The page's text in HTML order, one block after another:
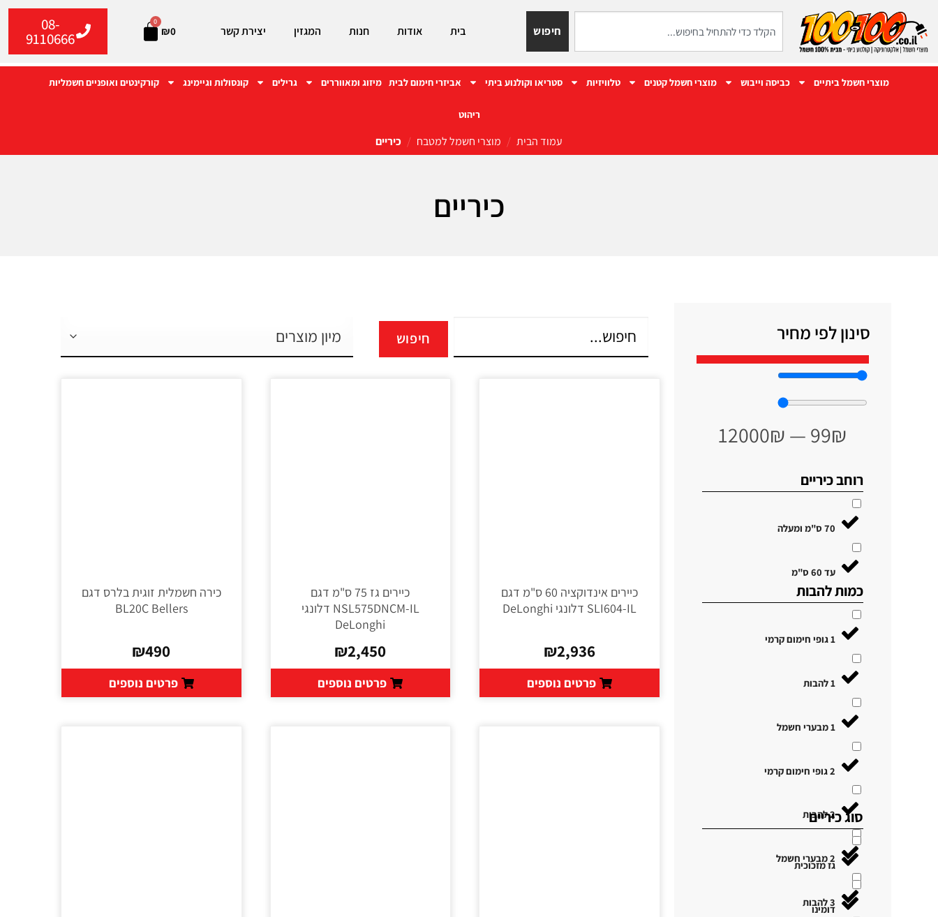
חיפוש בית אודות חנות המגזין יצירת קשר ₪0
0
08-
9110666
מוצרי חשמל ביתיים כביסה וייבוש מוצרי חשמל קטנים טלוויזיות סטריאו וקולנוע ביתי אביזרי חימום לבית מיזוג ומאווררים גרילים קונסולות וגיימינג קורקינטים ואופניים חשמליות
ריהוט
עמוד הבית / מוצרי חשמל למטבח / כיריים
כיריים
סינון לפי מחיר
99₪
—
12000₪
רוחב כיריים
70 ס"מ ומעלה
עד 60 ס"מ
כמות להבות
1 גופי חימום קרמי
1 להבות
1 מבערי חשמל
2 גופי חימום קרמי
2 להבות
2 מבערי חשמל
3 להבות
סוג כיריים
גז מזכוכית
דומינו
חיפוש
כיירים אינדוקציה 60 ס"מ דגם
SLI604-IL דלונגי DeLonghi
₪2,936
פרטים נוספים
כיירים גז 75 ס"מ דגם
NSL575DNCM-IL דלונגי
DeLonghi
₪2,450
פרטים נוספים
כירה חשמלית זוגית בלרס דגם
BL20C Bellers
₪490
פרטים נוספים